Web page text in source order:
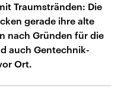
Traumstränden: Die
gerade ihre alte
nach Gründen für die
auch Gentechnik-
Ort.